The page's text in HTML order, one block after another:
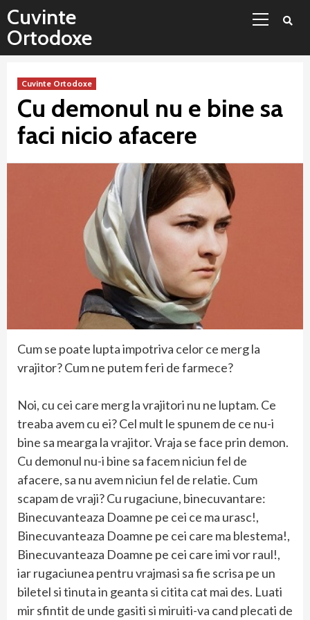
Sari
conținut
Cuvinte
Ortodoxe
Cuvinte Ortodoxe
Cu demonul nu e bine sa
faci nicio afacere
Cum se poate lupta impotriva celor ce merg la
vrajitor? Cum ne putem feri de farmece?
Noi, cu cei care merg la vrajitori nu ne luptam. Ce
treaba avem cu ei? Cel mult le spunem de ce nu-i
bine sa mearga la vrajitor. Vraja se face prin demon.
Cu demonul nu-i bine sa facem niciun fel de
afacere, sa nu avem niciun fel de relatie. Cum
scapam de vraji? Cu rugaciune, binecuvantare:
Binecuvanteaza Doamne pe cei ce ma urasc!,
Binecuvanteaza Doamne pe cei care ma blestema!,
Binecuvanteaza Doamne pe cei care imi vor raul!,
iar rugaciunea pentru vrajmasi sa fie scrisa pe un
biletel si tinuta in geanta si citita cat mai des. Luati
mir sfintit de unde gasiti si miruiti-va cand plecati de